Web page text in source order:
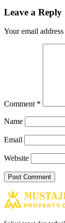
Leave a Reply
Your email
Comment *
Name
Email
Website